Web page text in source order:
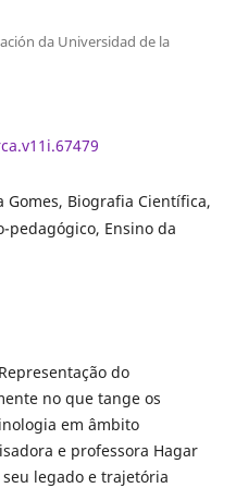
da Universidad de la
Gomes, Biografia Científica,
pedagógico, Ensino da
do
no que tange os
em âmbito
e professora Hagar
legado e trajetória